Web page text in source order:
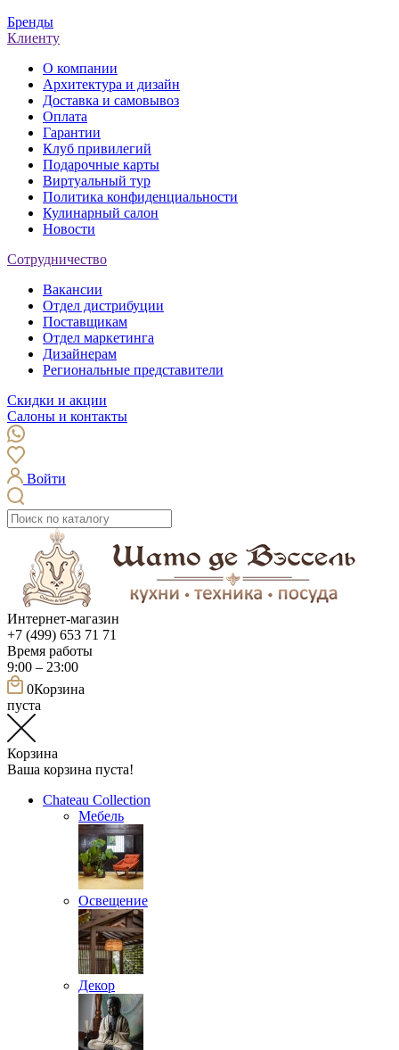
Бренды
Клиенту
О компании
Архитектура и дизайн
Доставка и самовывоз
Оплата
Гарантии
Клуб привилегий
Подарочные карты
Виртуальный тур
Политика конфиденциальности
Кулинарный салон
Новости
Сотрудничество
Вакансии
Отдел дистрибуции
Поставщикам
Отдел маркетинга
Дизайнерам
Региональные представители
Скидки и акции
Салоны и контакты
Войти
Интернет-магазин
+7 (499) 653 71 71
Время работы
9:00 – 23:00
0Корзина
пуста
Корзина
Ваша корзина пуста!
Chateau Collection
Мебель
Освещение
Декор